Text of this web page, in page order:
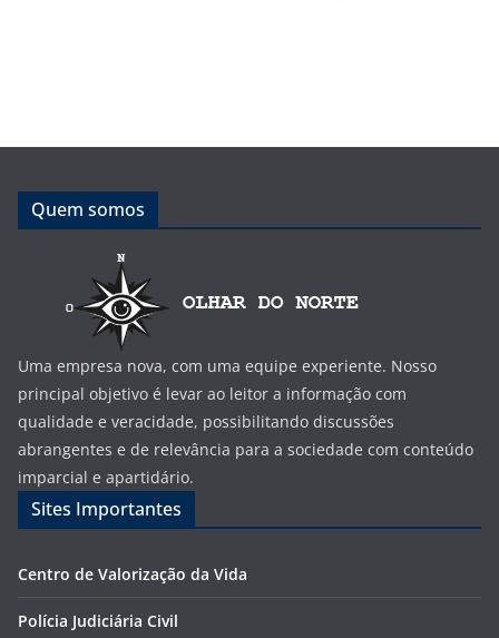
Quem somos
Uma empresa nova, com uma equipe experiente. Nosso
principal objetivo é levar ao leitor a informação com
qualidade e veracidade, possibilitando discussões
abrangentes e de relevância para a sociedade com conteúdo
imparcial e apartidário.
Sites Importantes
Centro de Valorização da Vida
Polícia Judiciária Civil